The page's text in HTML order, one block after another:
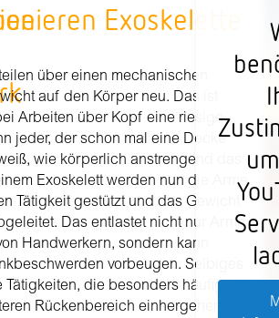
Exoskelette
über einen mechanischen
auf den Körper neu. Das ist
Arbeiten über Kopf eine riesige
jeder, der schon mal eine Decke
wie körperlich anstrengend das
Exoskelett werden nun die Arme
Tätigkeit gestützt und das Gewicht
Das entlastet nicht nur Arme
Handwerkern, sondern kann
vorbeugen. Selbiges
die besonders häufig mit
Rückenbereich einhergehen.